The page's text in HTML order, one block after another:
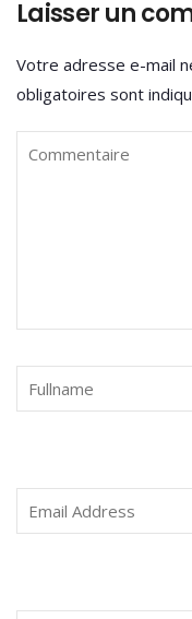
Laisser un
Votre adresse e-mail
obligatoires sont